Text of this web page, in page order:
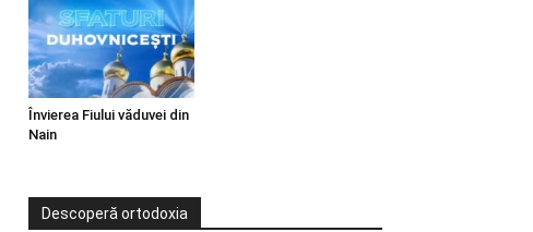
Învierea Fiului văduvei din
Nain
Descoperă ortodoxia